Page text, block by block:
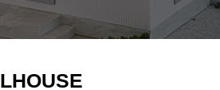
LHOUSE